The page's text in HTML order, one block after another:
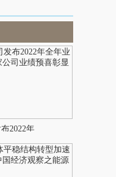
2022年